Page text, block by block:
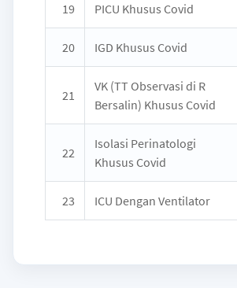
19 PICU Khusus Covid
20 IGD Khusus Covid
21
VK (TT Observasi di R
Bersalin) Khusus Covid
22
Isolasi Perinatologi
Khusus Covid
23 ICU Dengan Ventilator